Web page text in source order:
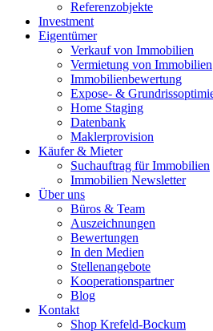
Referenzobjekte
Investment
Eigentümer
Verkauf von Immobilien
Vermietung von Immobilien
Immobilienbewertung
Expose- &
Home Staging
Datenbank
Maklerprovision
Käufer & Mieter
Suchauftrag für Immobilien
Immobilien Newsletter
Über uns
Büros & Team
Auszeichnungen
Bewertungen
In den Medien
Stellenangebote
Kooperationspartner
Blog
Kontakt
Shop Krefeld-Bockum